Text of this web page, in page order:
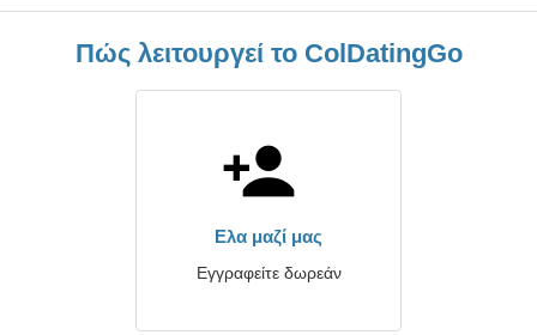
Πώς λειτουργεί το ColDatingGo
Ελα μαζί μας
Εγγραφείτε δωρεάν